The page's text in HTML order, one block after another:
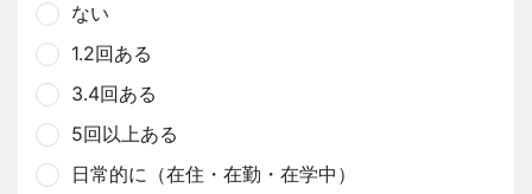
ない
1.2回ある
3.4回ある
5回以上ある
日常的に（在住・在勤・在学中）